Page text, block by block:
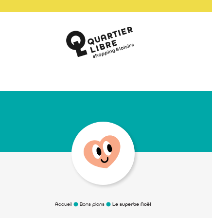
Accueil Bons plans Le superbe Noël